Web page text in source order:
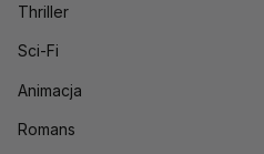
Thriller
Sci-Fi
Animacja
Romans